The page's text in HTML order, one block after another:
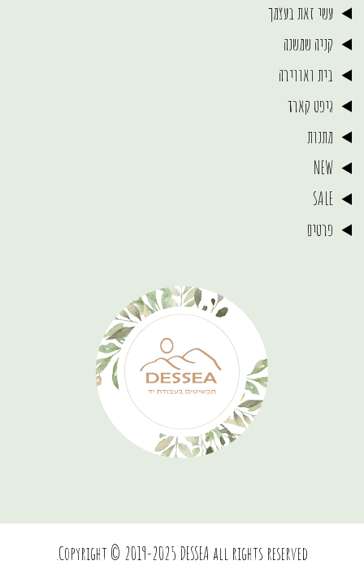
עשי זאת בעצמך
קניה שמשנה
בית ואווירה
גיפט קארד
מתנות
NEW
SALE
פרטים
Copyright © 2019-2025 DESSEA all rights reserved.